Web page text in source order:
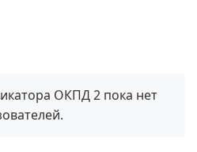
ОКПД 2 пока нет